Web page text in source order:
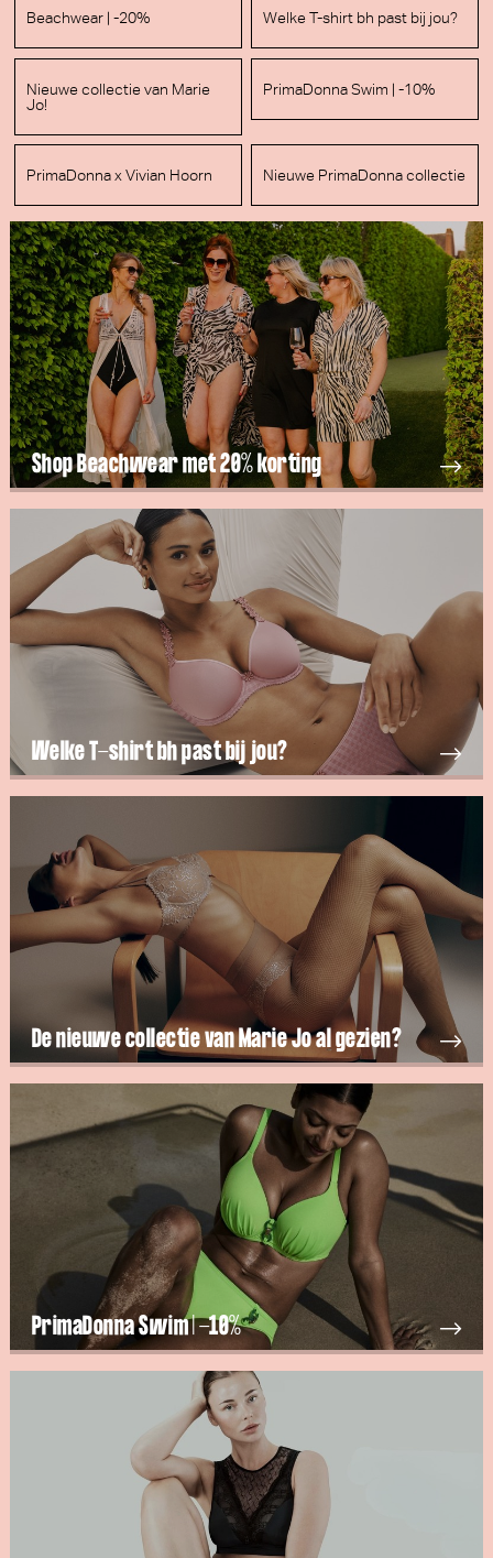
Beachwear | -20% Welke T-shirt bh past bij jou?
Nieuwe collectie van Marie
Jo!
PrimaDonna Swim | -10%
PrimaDonna x Vivian Hoorn Nieuwe PrimaDonna collectie
Shop Beachwear met 20% korting
Welke T-shirt bh past bij jou?
De nieuwe collectie van Marie Jo al gezien?
PrimaDonna Swim | -10%